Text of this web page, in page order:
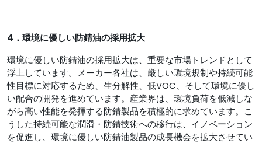
4．環境に優しい防錆油の採用拡大
環境に優しい防錆油の採用拡大は、重要な市場トレンドとして
浮上しています。メーカー各社は、厳しい環境規制や持続可能
性目標に対応するため、生分解性、低VOC、そして環境に優し
い配合の開発を進めています。産業界は、環境負荷を低減しな
がら高い性能を発揮する防錆製品を積極的に求めています。こ
うした持続可能な潤滑・防錆技術への移行は、イノベーション
を促進し、環境に優しい防錆油製品の成長機会を拡大させてい